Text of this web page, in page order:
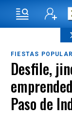
FIESTAS
Desfile,
Paso de